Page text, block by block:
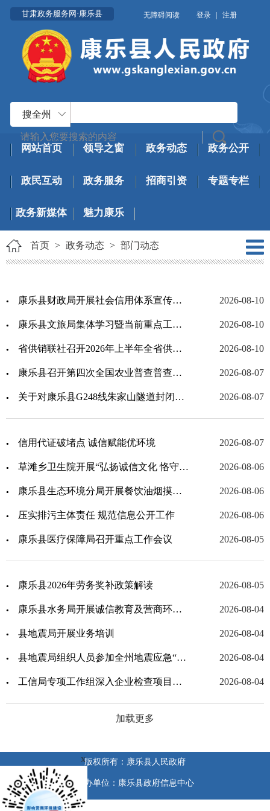
甘肃政务服务网·康乐县 无障碍阅读 登录 | 注册
搜全州
网站首页 领导之窗 政务动态 政务公开
政民互动 政务服务 招商引资 专题专栏
政务新媒体 魅力康乐
首页 > 政务动态 > 部门动态
康乐县财政局开展社会信用体系宣传工作 2026-08-10
康乐县文旅局集体学习暨当前重点工作推进会议 2026-08-10
省供销联社召开2026年上半年全省供销合作社系统经济运行和重点工作调度会 2026-08-10
康乐县召开第四次全国农业普查普查区划分及建筑物标绘业务培训会 2026-08-07
关于对康乐县G248线朱家山隧道封闭施工的公告 2026-08-07
信用代证破堵点 诚信赋能优环境 2026-08-07
草滩乡卫生院开展“弘扬诚信文化 恪守医者仁心”诚信文化主题宣传活动 2026-08-06
康乐县生态环境分局开展餐饮油烟摸底排查 护航优良空气质量提升 2026-08-06
压实排污主体责任 规范信息公开工作 2026-08-06
康乐县医疗保障局召开重点工作会议 2026-08-05
康乐县2026年劳务奖补政策解读 2026-08-05
康乐县水务局开展诚信教育及营商环境主题教育活动 2026-08-04
县地震局开展业务培训 2026-08-04
县地震局组织人员参加全州地震应急“第一响应人”培训会议 2026-08-04
工信局专项工作组深入企业检查项目建设进展情况 2026-08-04
加载更多
版权所有：康乐县人民政府
承办单位：康乐县政府信息中心
x